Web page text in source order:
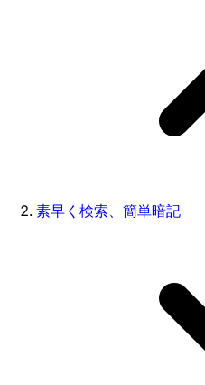
素早く検索、簡単暗記